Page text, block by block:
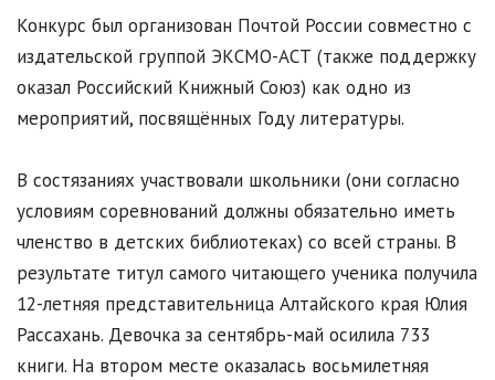
Конкурс был организован Почтой России совместно с
издательской группой ЭКСМО-АСТ (также поддержку
оказал Российский Книжный Союз) как одно из
мероприятий, посвящённых Году литературы.
В состязаниях участвовали школьники (они согласно
условиям соревнований должны обязательно иметь
членство в детских библиотеках) со всей страны. В
результате титул самого читающего ученика получила
12-летняя представительница Алтайского края Юлия
Рассахань. Девочка за сентябрь-май осилила 733
книги. На втором месте оказалась восьмилетняя